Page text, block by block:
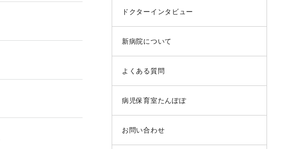
ドクターインタビュー
新病院について
よくある質問
病児保育室たんぽぽ
お問い合わせ